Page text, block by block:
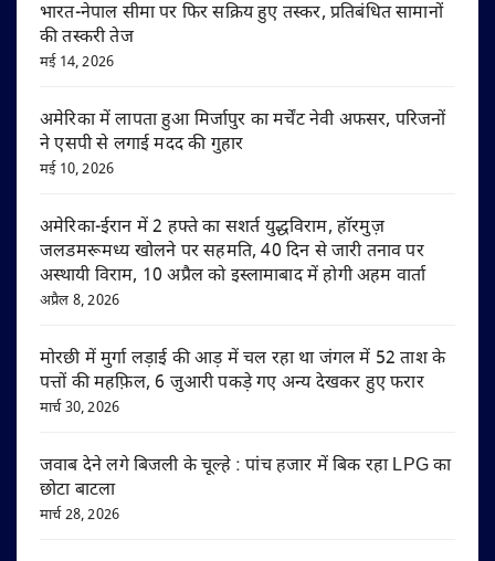
भारत-नेपाल सीमा पर फिर सक्रिय हुए तस्कर, प्रतिबंधित सामानों
की तस्करी तेज
मई 14, 2026
अमेरिका में लापता हुआ मिर्जापुर का मर्चेंट नेवी अफसर, परिजनों
ने एसपी से लगाई मदद की गुहार
मई 10, 2026
अमेरिका-ईरान में 2 हफ्ते का सशर्त युद्धविराम, हॉरमुज़
जलडमरूमध्य खोलने पर सहमति, 40 दिन से जारी तनाव पर
अस्थायी विराम, 10 अप्रैल को इस्लामाबाद में होगी अहम वार्ता
अप्रैल 8, 2026
मोरछी में मुर्गा लड़ाई की आड़ में चल रहा था जंगल में 52 ताश के
पत्तों की महफ़िल, 6 जुआरी पकड़े गए अन्य देखकर हुए फरार
मार्च 30, 2026
जवाब देने लगे बिजली के चूल्हे : पांच हजार में बिक रहा LPG का
छोटा बाटला
मार्च 28, 2026